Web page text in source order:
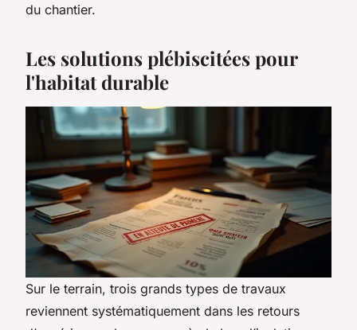
du chantier.
Les solutions plébiscitées pour
l'habitat durable
Sur le terrain, trois grands types de travaux
reviennent systématiquement dans les retours